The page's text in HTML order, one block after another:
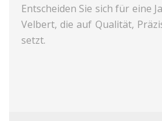
Entscheiden Sie sich für eine
Velbert, die auf Qualität,
setzt.